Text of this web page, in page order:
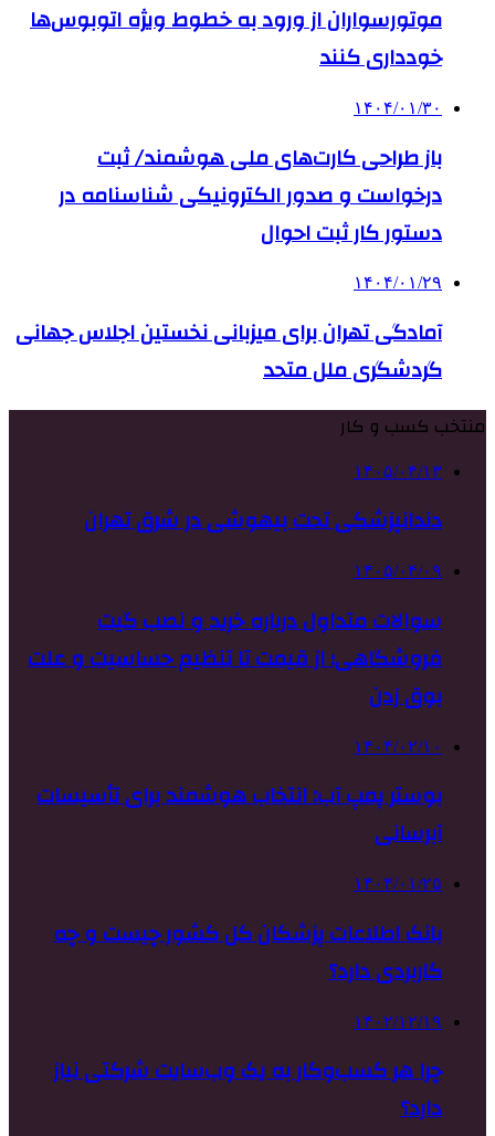
موتورسواران از ورود به خطوط ویژه اتوبوس‌ها
خودداری کنند
۱۴۰۴/۰۱/۳۰
باز طراحی کارت‌های ملی هوشمند/ ثبت
درخواست و صدور الکترونیکی شناسنامه در
دستور کار ثبت احوال
۱۴۰۴/۰۱/۲۹
آمادگی تهران برای میزبانی نخستین اجلاس جهانی
گردشگری ملل متحد
منتخب کسب و کار
۱۴۰۵/۰۴/۱۳
دندانپزشکی تحت بیهوشی در شرق تهران
۱۴۰۵/۰۴/۰۹
سوالات متداول درباره خرید و نصب گیت
فروشگاهی؛ از قیمت تا تنظیم حساسیت و علت
بوق زدن
۱۴۰۴/۰۲/۱۰
بوستر پمپ آب: انتخاب هوشمند برای تأسیسات
آبرسانی
۱۴۰۴/۰۱/۲۵
بانک اطلاعات پزشکان کل کشور چیست و چه
کاربردی دارد؟
۱۴۰۲/۱۲/۱۹
چرا هر کسب‌وکار به یک وب‌سایت شرکتی نیاز
دارد؟